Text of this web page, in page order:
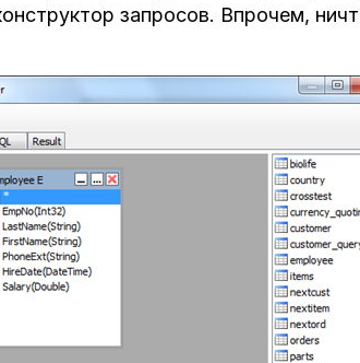
запросов. Впрочем,